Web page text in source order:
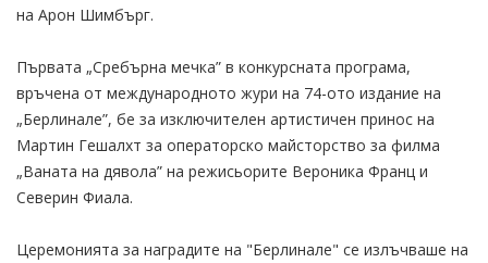
на Арон Шимбърг.
Първата „Сребърна мечка” в конкурсната програма,
връчена от международното жури на 74-ото издание на
„Берлинале”, бе за изключителен артистичен принос на
Мартин Гешалхт за операторско майсторство за филма
„Ваната на дявола” на режисьорите Вероника Франц и
Северин Фиала.
Церемонията за наградите на "Берлинале" се излъчваше на